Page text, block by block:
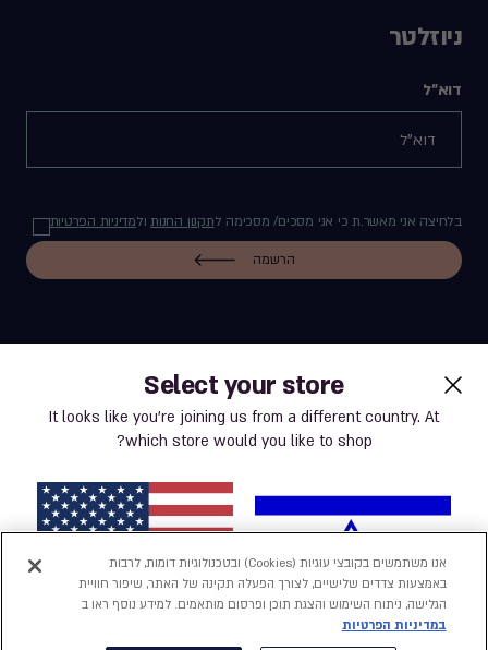
Select your store
It looks like you’re joining us from a different country. At
which store would you like to shop?
ניוזלטר
דוא"ל
בלחיצה אני מאשר.ת כי אני מסכים/ מסכימה לתקנון החנותולמדיניות הפרטיות
הרשמה
label.payment
תנאי שימוש באתר
מדיניות פרטיות
נְגִישׁוּת
הצהרת נגישות
אנו משתמשים בקובצי עוגיות (Cookies) ובטכנולוגיות דומות, לרבות
באמצעות צדדים שלישיים, לצורך הפעלה תקינה של האתר, שיפור חוויית
הגלישה, ניתוח השימוש והצגת תוכן ופרסום מותאמים. למידע נוסף ראו ב
במדיניות הפרטיות